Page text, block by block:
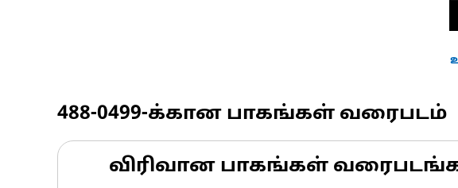
488-0499-க்கான பாகங்கள் வரைபடம்
விரிவான பாகங்கள்